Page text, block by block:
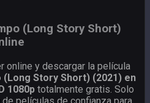
(Long Story Short)
online y descargar la película
Story Short) (2021) en
1080p totalmente gratis. Solo
películas de confianza para